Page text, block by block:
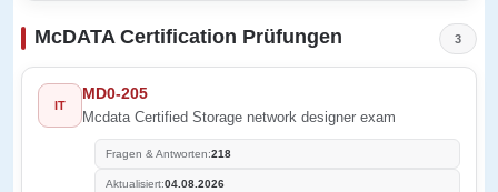
McDATA Certification Prüfungen 3
IT
MD0-205
Mcdata Certified Storage network designer exam
Fragen & Antworten:218
Aktualisiert:04.08.2026